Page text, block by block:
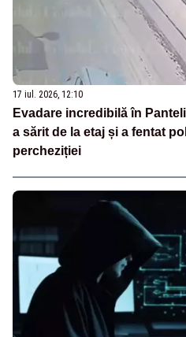
17 iul. 2026, 12:10
Evadare incredibilă în
a sărit de la etaj și a fentat
percheziției